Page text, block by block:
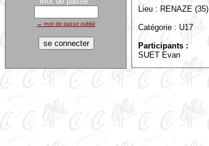
→ mot de passe oublié
Lieu : RENAZE (35)
Catégorie : U17
Participants :
SUET Evan